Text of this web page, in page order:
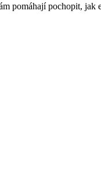
pomáhají pochopit, jak